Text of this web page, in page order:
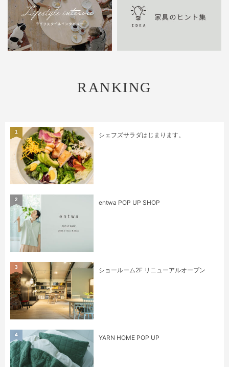
RANKING
シェフズサラダはじまります。
1
entwa POP UP SHOP
2
ショールーム2F リニューアルオープン
3
YARN HOME POP UP
4